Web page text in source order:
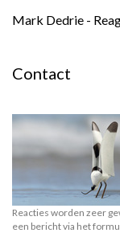
Mark Dedrie -
Contact
Reacties worden zeer
een bericht via het